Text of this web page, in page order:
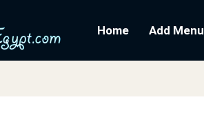
Home Add Menu